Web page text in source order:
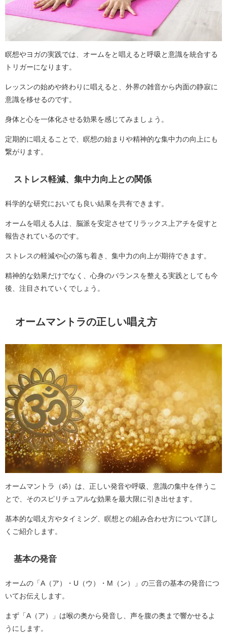
瞑想やヨガの実践では、オームをと唱えると呼吸と意識を統合する
トリガーになります。
レッスンの始めや終わりに唱えると、外界の雑音から内面の静寂に
意識を移せるのです。
身体と心を一体化させる効果を感じてみましょう。
定期的に唱えることで、瞑想の始まりや精神的な集中力の向上にも
繋がります。
ストレス軽減、集中力向上との関係
科学的な研究においても良い結果を共有できます。
オームを唱える人は、脳派を安定させてリラックス上アチを促すと
報告されているのです。
ストレスの軽減や心の落ち着き、集中力の向上が期待できます。
精神的な効果だけでなく、心身のバランスを整える実践としても今
後、注目されていくでしょう。
オームマントラの正しい唱え方
オームマントラ（ॐ）は、正しい発音や呼吸、意識の集中を伴うこ
とで、そのスピリチュアルな効果を最大限に引き出せます。
基本的な唱え方やタイミング、瞑想との組み合わせ方について詳し
くご紹介します。
基本の発音
オームの「A（ア）・U（ウ）・M（ン）」の三音の基本の発音につ
いてお伝えします。
まず「A（ア）」は喉の奥から発音し、声を腹の奥まで響かせるよ
うにします。